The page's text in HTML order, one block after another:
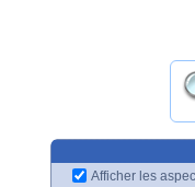
Afficher les